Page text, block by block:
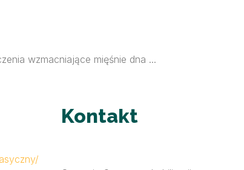
wzmacniające mięśnie dna ...
Kontakt